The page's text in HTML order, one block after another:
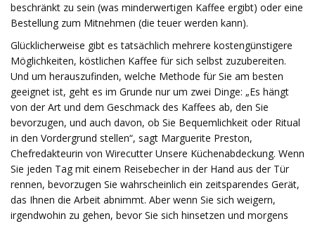
beschränkt zu sein (was minderwertigen Kaffee ergibt) oder eine
Bestellung zum Mitnehmen (die teuer werden kann).
Glücklicherweise gibt es tatsächlich mehrere kostengünstigere
Möglichkeiten, köstlichen Kaffee für sich selbst zuzubereiten.
Und um herauszufinden, welche Methode für Sie am besten
geeignet ist, geht es im Grunde nur um zwei Dinge: „Es hängt
von der Art und dem Geschmack des Kaffees ab, den Sie
bevorzugen, und auch davon, ob Sie Bequemlichkeit oder Ritual
in den Vordergrund stellen“, sagt Marguerite Preston,
Chefredakteurin von Wirecutter Unsere Küchenabdeckung. Wenn
Sie jeden Tag mit einem Reisebecher in der Hand aus der Tür
rennen, bevorzugen Sie wahrscheinlich ein zeitsparendes Gerät,
das Ihnen die Arbeit abnimmt. Aber wenn Sie sich weigern,
irgendwohin zu gehen, bevor Sie sich hinsetzen und morgens